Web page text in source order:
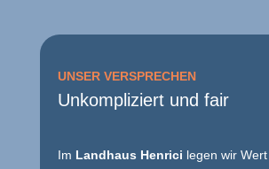
UNSER VERSPRECHEN
Unkompliziert und fair
Im Landhaus Henrici legen wir